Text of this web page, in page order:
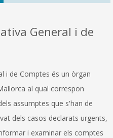
General i de
i de Comptes és un òrgan
al qual correspon
assumptes que s'han de
dels casos declarats urgents,
i examinar els comptes